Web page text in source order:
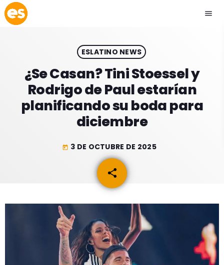
menu
EMISIÓN LA PAZ
EMISIÓN COCHABAMBA
ESLATINO NEWS
ESPECTÁCULOS
ENTRETENIMIENTO
RADIO SPLENDID
ESLATINO NEWS
¿Se Casan? Tini Stoessel y
Rodrigo de Paul estarían
planificando su boda para
diciembre
today 3 DE OCTUBRE DE 2025
share
email